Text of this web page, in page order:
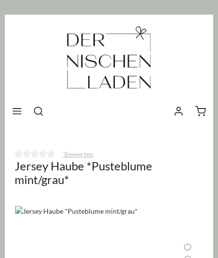
Durchschnittliche Bewertung von 0 von 5 Sternen
Bewerten
Jersey Haube *Pusteblume
mint/grau*
Bildergalerie überspringen